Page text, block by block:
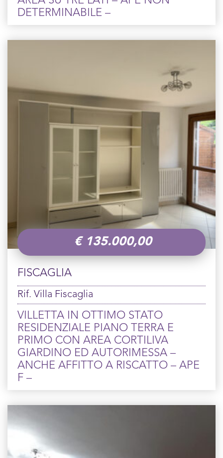
DETERMINABILE –
€135.000,00
FISCAGLIA
Rif. Villa Fiscaglia
VILLETTA IN OTTIMO STATO
RESIDENZIALE PIANO TERRA E
PRIMO CON AREA CORTILIVA
GIARDINO ED AUTORIMESSA –
ANCHE AFFITTO A RISCATTO – APE
F –